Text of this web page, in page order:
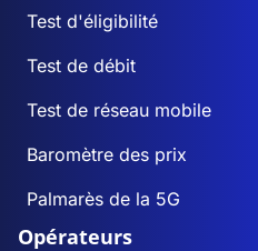
Test d'éligibilité
Test de débit
Test de réseau mobile
Baromètre des prix
Palmarès de la 5G
Opérateurs